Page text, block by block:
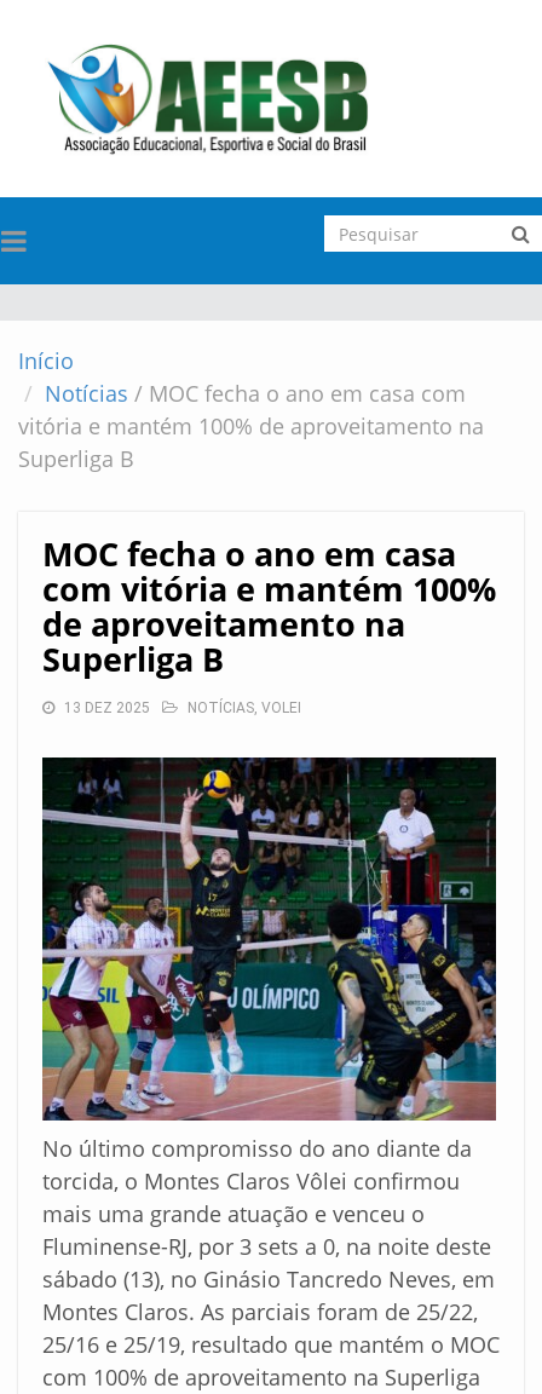
TOGGLE
NAVIGATION
Início
Notícias / MOC fecha o ano em casa com
vitória e mantém 100% de aproveitamento na
Superliga B
MOC fecha o ano em casa
com vitória e mantém 100%
de aproveitamento na
Superliga B
13 DEZ 2025 NOTÍCIAS, VOLEI
No último compromisso do ano diante da
torcida, o Montes Claros Vôlei confirmou
mais uma grande atuação e venceu o
Fluminense-RJ, por 3 sets a 0, na noite deste
sábado (13), no Ginásio Tancredo Neves, em
Montes Claros. As parciais foram de 25/22,
25/16 e 25/19, resultado que mantém o MOC
com 100% de aproveitamento na Superliga